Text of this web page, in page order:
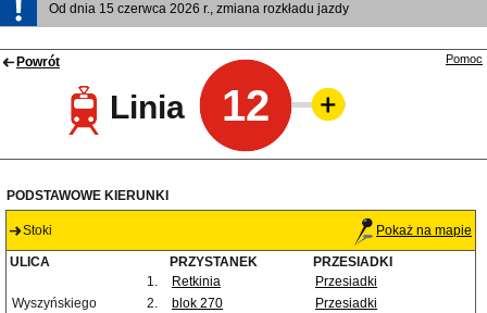
Od dnia 15 czerwca 2026 r., zmiana rozkładu jazdy
Powrót
Linia 12
Pomoc
PODSTAWOWE KIERUNKI
Stoki Pokaż na mapie
ULICA PRZYSTANEK
PRZESIADKI
1.
Retkinia
Przesiadki
Wyszyńskiego
2. blok 270
Przesiadki